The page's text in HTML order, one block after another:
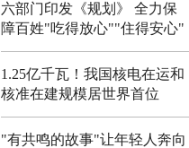
六部门印发《规划》 全力保
障百姓"吃得放心""住得安心"
1.25亿千瓦！我国核电在运和
核准在建规模居世界首位
"有共鸣的故事"让年轻人奔向